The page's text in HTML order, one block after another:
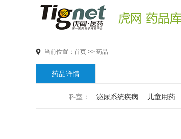
当前位置： 首页 >> 药品
药品详情
科室： 泌尿系统疾病 儿童用药